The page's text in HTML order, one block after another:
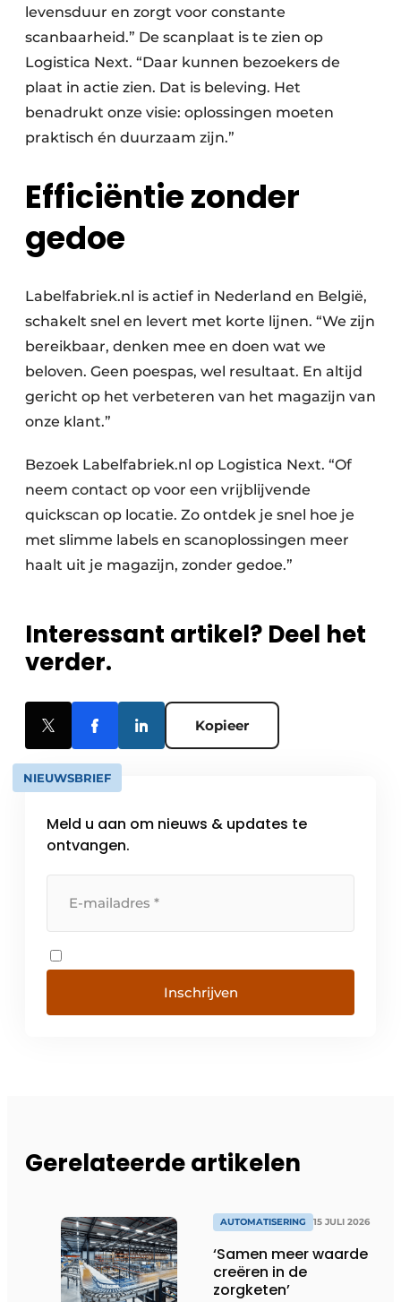
levensduur en zorgt voor constante
scanbaarheid.” De scanplaat is te zien op
Logistica Next. “Daar kunnen bezoekers de
plaat in actie zien. Dat is beleving. Het
benadrukt onze visie: oplossingen moeten
praktisch én duurzaam zijn.”
Efficiëntie zonder
gedoe
Labelfabriek.nl is actief in Nederland en België,
schakelt snel en levert met korte lijnen. “We zijn
bereikbaar, denken mee en doen wat we
beloven. Geen poespas, wel resultaat. En altijd
gericht op het verbeteren van het magazijn van
onze klant.”
Bezoek Labelfabriek.nl op Logistica Next. “Of
neem contact op voor een vrijblijvende
quickscan op locatie. Zo ontdek je snel hoe je
met slimme labels en scanoplossingen meer
haalt uit je magazijn, zonder gedoe.”
Interessant artikel? Deel het
verder.
Kopieer
NIEUWSBRIEF
Meld u aan om nieuws & updates te
ontvangen.
Inschrijven
Gerelateerde artikelen
AUTOMATISERING 15 JULI 2026
‘Samen meer waarde
creëren in de
zorgketen’